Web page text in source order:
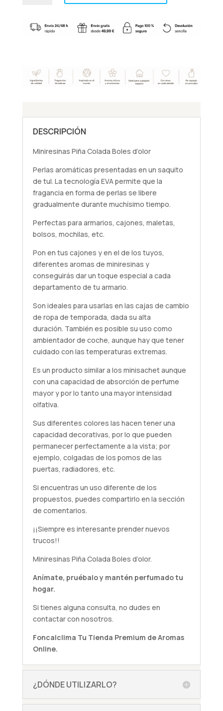
perfumadas
Colada
DESCRIPCIÓN
Miniresinas Piña Colada Boles d’olor
Perlas aromáticas presentadas en un saquito
de tul. La tecnología EVA permite que la
fragancia en forma de perlas se libere
gradualmente durante muchísimo tiempo.
Perfectas para armarios, cajones, maletas,
bolsos, mochilas, etc.
Pon en tus cajones y en el de los tuyos,
diferentes aromas de miniresinas y
conseguirás dar un toque especial a cada
departamento de tu armario.
Son ideales para usarlas en las cajas de cambio
de ropa de temporada, dada su alta
duración. También es posible su uso como
ambientador de coche, aunque hay que tener
cuidado con las temperaturas extremas.
Es un producto similar a los minisachet aunque
con una capacidad de absorción de perfume
mayor y por lo tanto una mayor intensidad
olfativa.
Sus diferentes colores las hacen tener una
capacidad decorativas, por lo que pueden
permanecer perfectamente a la vista; por
ejemplo, colgadas de los pomos de las
puertas, radiadores, etc.
Si encuentras un uso diferente de los
propuestos, puedes compartirlo en la sección
de comentarios.
¡¡Siempre es interesante prender nuevos
trucos!!
Miniresinas Piña Colada Boles d’olor.
Anímate, pruébaloy mantén perfumado tu
hogar.
Si tienes alguna consulta, no dudes en
contactar con nosotros.
Foncalclima Tu Tienda Premium de Aromas
Online.
¿DÓNDE UTILIZARLO?